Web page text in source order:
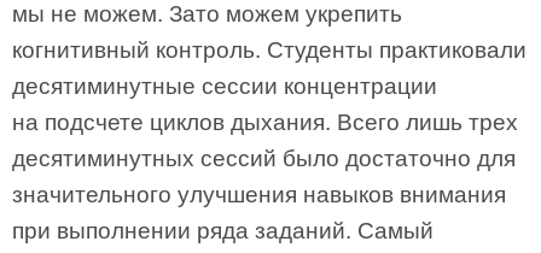
мы не можем. Зато можем укрепить
когнитивный контроль. Студенты практиковали
десятиминутные сессии концентрации
на подсчете циклов дыхания. Всего лишь трех
десятиминутных сессий было достаточно для
значительного улучшения навыков внимания
при выполнении ряда заданий. Самый